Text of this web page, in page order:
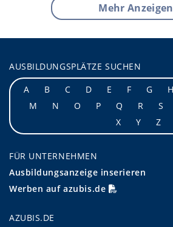
Mehr Anzeigen
AUSBILDUNGSPLÄTZE SUCHEN
A
B C D E F G H
M
N O P Q R S
X
Y Z
FÜR UNTERNEHMEN
Ausbildungsanzeige inserieren
Werben auf azubis.de
AZUBIS.DE